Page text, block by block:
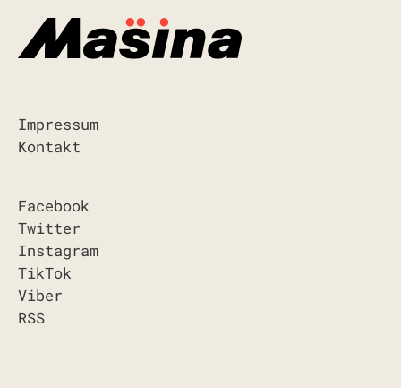
Impressum
Kontakt
Facebook
Twitter
Instagram
TikTok
Viber
RSS